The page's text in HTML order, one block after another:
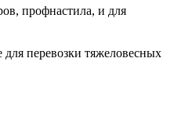
профнастила, и для
перевозки тяжеловесных